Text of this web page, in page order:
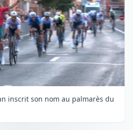
inscrit son nom au palmarès du